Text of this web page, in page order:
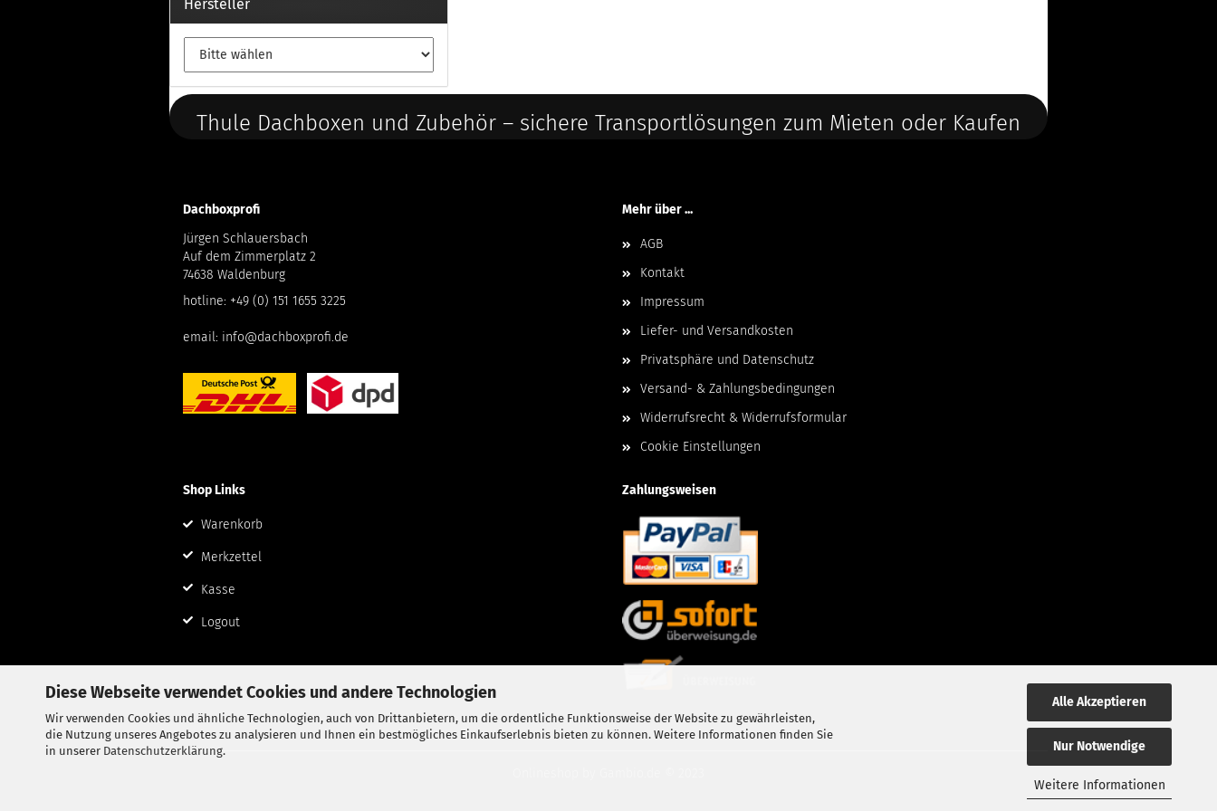
Diese Webseite verwendet Cookies und andere Technologien
Wir verwenden Cookies und ähnliche Technologien, auch von Drittanbietern, um die ordentliche Funktionsweise der Website zu gewährleisten,
die Nutzung unseres Angebotes zu analysieren und Ihnen ein bestmögliches Einkaufserlebnis bieten zu können. Weitere Informationen finden Sie
in unserer Datenschutzerklärung.
Alle Akzeptieren
Nur Notwendige
Weitere Informationen
Hersteller
Thule Dachboxen und Zubehör – sichere Transportlösungen zum Mieten oder Kaufen
Dachboxprofi
Jürgen Schlauersbach
Auf dem Zimmerplatz 2
74638 Waldenburg
hotline: +49 (0) 151 1655 3225
email: info@dachboxprofi.de
Mehr über ...
AGB
Kontakt
Impressum
Liefer- und Versandkosten
Privatsphäre und Datenschutz
Versand- & Zahlungsbedingungen
Widerrufsrecht & Widerrufsformular
Cookie Einstellungen
Shop Links
Warenkorb
Merkzettel
Kasse
Logout
Zahlungsweisen